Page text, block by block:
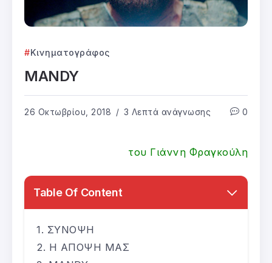
Κινηματογράφος
MANDY
26 Οκτωβρίου, 2018 3 Λεπτά ανάγνωσης 0
του Γιάννη Φραγκούλη
Table Of Content
ΣΥΝΟΨΗ
Η ΑΠΟΨΗ ΜΑΣ